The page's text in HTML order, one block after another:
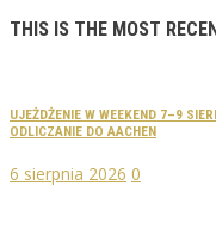
THIS IS THE MOST
UJEŻDŻENIE W WEEKEND 7–9
ODLICZANIE DO AACHEN
6 sierpnia 2026 0